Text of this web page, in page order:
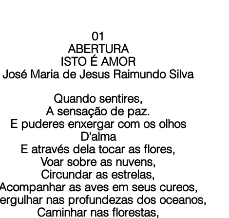
01
ABERTURA
ISTO É AMOR
José Maria de Jesus Raimundo Silva
Quando sentires,
A sensação de paz.
E puderes enxergar com os olhos
D'alma
E através dela tocar as flores,
Voar sobre as nuvens,
Circundar as estrelas,
as aves em seus cureos,
nas profundezas dos oceanos,
Caminhar nas florestas,